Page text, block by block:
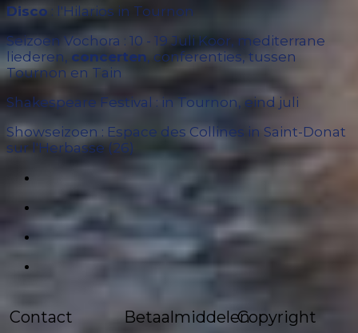
Disco : l'Hilarios in Tournon
Seizoen Vochora : 10 - 19 Juli Koor, mediterrane
liederen, concerten, conferenties, tussen
Tournon en Tain
Shakespeare Festival : in Tournon, eind juli
Showseizoen : Espace des Collines in Saint-Donat
sur l'Herbasse (26)
Contact BetaalmiddelenCopyright